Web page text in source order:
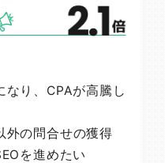
なり、CPAが高騰し
外の問合せの獲得
を進めたい